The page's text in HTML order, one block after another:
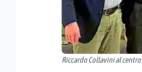
Riccardo Collavini al